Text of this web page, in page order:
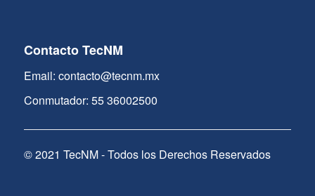
Contacto TecNM
Email: contacto@tecnm.mx
Conmutador: 55 36002500
© 2021 TecNM - Todos los Derechos Reservados